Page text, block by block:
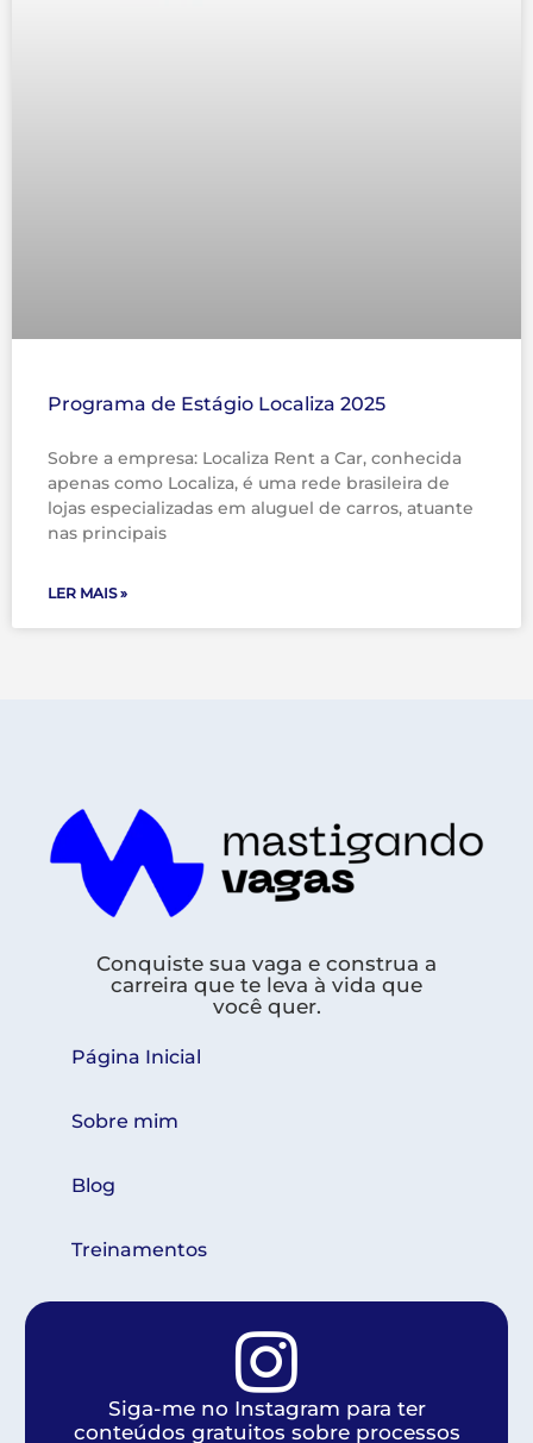
Programa de Estágio Localiza 2025
Sobre a empresa: Localiza Rent a Car, conhecida
apenas como Localiza, é uma rede brasileira de
lojas especializadas em aluguel de carros, atuante
nas principais
LER MAIS »
Conquiste sua vaga e construa a
carreira que te leva à vida que
você quer.
Página Inicial
Sobre mim
Blog
Treinamentos
Siga-me no Instagram para ter
conteúdos gratuitos sobre processos